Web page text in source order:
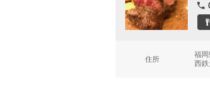
住所
福
西